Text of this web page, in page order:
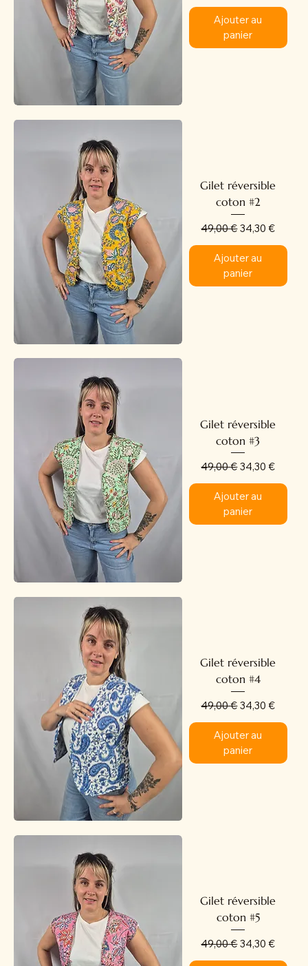
Ajouter au
panier
Gilet réversible
coton #2
Prix original
49,00 €Prix
34,30 €
Ajouter au
panier
Gilet réversible
coton #3
Prix original
49,00 €Prix
34,30 €
Ajouter au
panier
Gilet réversible
coton #4
Prix original
49,00 €Prix
34,30 €
Ajouter au
panier
Gilet réversible
coton #5
Prix original
49,00 €Prix
34,30 €